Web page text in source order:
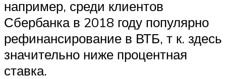
например, среди клиентов
Сбербанка в 2018 году популярно
рефинансирование в ВТБ, т к. здесь
значительно ниже процентная
ставка.